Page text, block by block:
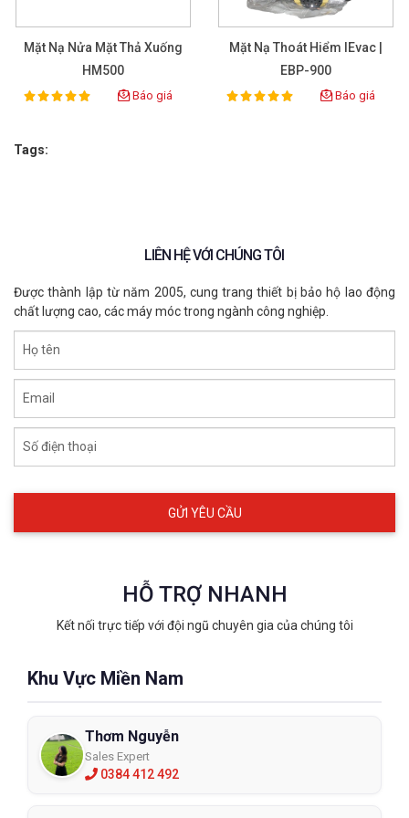
- Giảm nguy cơ mắc bệnh nghề nghiệp
- Nâng cao an toàn lao động và hiệu suất làm việc
nghiệp
Ứng dụng mặt nạ phòng độc nửa mặt Honeywell
5. Vì sao nên chọn mặt nạ Honeywell
North 7700?
✔ Chất liệu silicone y tế mềm mại, an toàn
✔ Thiết kế kín khít, thoải mái khi đeo lâu
Mặt Nạ Nửa Mặt Thả Xuống
HM500
Rating:
100% Báo giá
Mặt Nạ Thoát Hiểm IEvac |
EBP-900
Rating:
100% Báo giá
Tags:
LIÊN HỆ VỚI CHÚNG TÔI
Được thành lập từ năm 2005, cung trang thiết bị bảo hộ lao động
chất lượng cao, các máy móc trong ngành công nghiệp.
Họ tên
Email
Số điện thoại
HỖ TRỢ NHANH
Kết nối trực tiếp với đội ngũ chuyên gia của chúng tôi
Khu Vực Miền Nam
Thơm Nguyễn
Sales Expert
0384 412 492